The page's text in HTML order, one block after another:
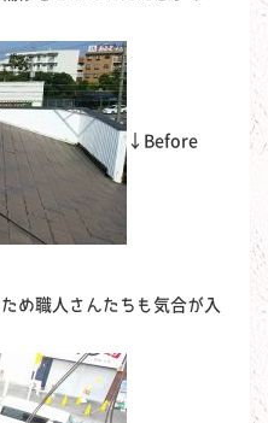
←Before
め職人さんたちも気合が入